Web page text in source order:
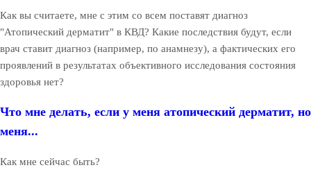
Как вы считаете, мне с этим со всем поставят диагноз
"Атопический дерматит" в КВД? Какие последствия будут, если
врач ставит диагноз (например, по анамнезу), а фактических его
проявлений в результатах объективного исследования состояния
здоровья нет?
Что мне делать, если у меня атопический дерматит, но
меня...
Как мне сейчас быть?